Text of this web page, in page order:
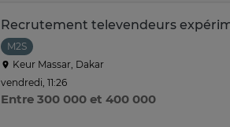
Recrutement televendeurs
M2S
Keur Massar, Dakar
vendredi, 11:26
Entre 300 000 et 400 000